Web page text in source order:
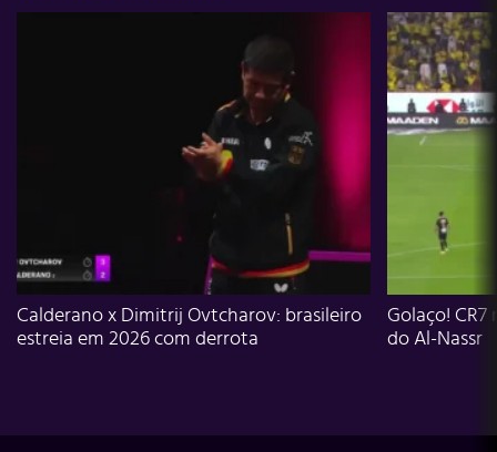
Calderano x Dimitrij Ovtcharov: brasileiro
estreia em 2026 com derrota
Golaço!
do Al-Nassr